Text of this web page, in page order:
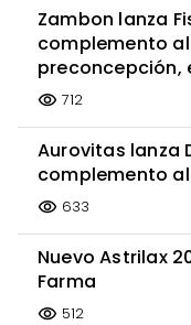
Zambon lanza
complemento
preconcepción,
visibility 712
Aurovitas lanza
complemento
visibility 633
Nuevo Astrilax
Farma
visibility 512